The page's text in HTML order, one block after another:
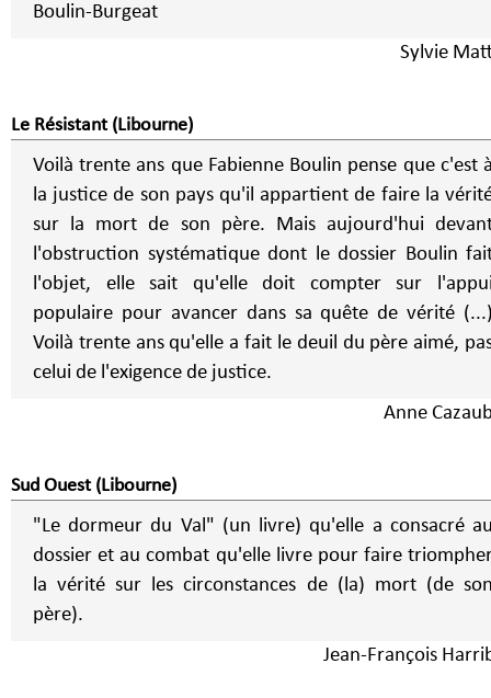
Boulin-Burgeat
Sylvie
Le Résistant (Libourne)
Voilà trente ans que Fabienne Boulin pense que c'est
la justice de son pays qu'il appartient de faire la
sur la mort de son père. Mais aujourd'hui
l'obstruction systématique dont le dossier Boulin
l'objet, elle sait qu'elle doit compter sur
populaire pour avancer dans sa quête de vérité
Voilà trente ans qu'elle a fait le deuil du père aimé,
celui de l'exigence de justice.
Anne
Sud Ouest (Libourne)
"Le dormeur du Val" (un livre) qu'elle a consacré
dossier et au combat qu'elle livre pour faire
la vérité sur les circonstances de (la) mort (de
père).
Jean-François